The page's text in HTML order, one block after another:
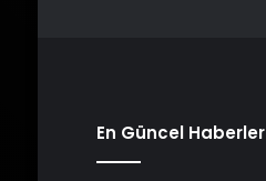
En Güncel Haberler